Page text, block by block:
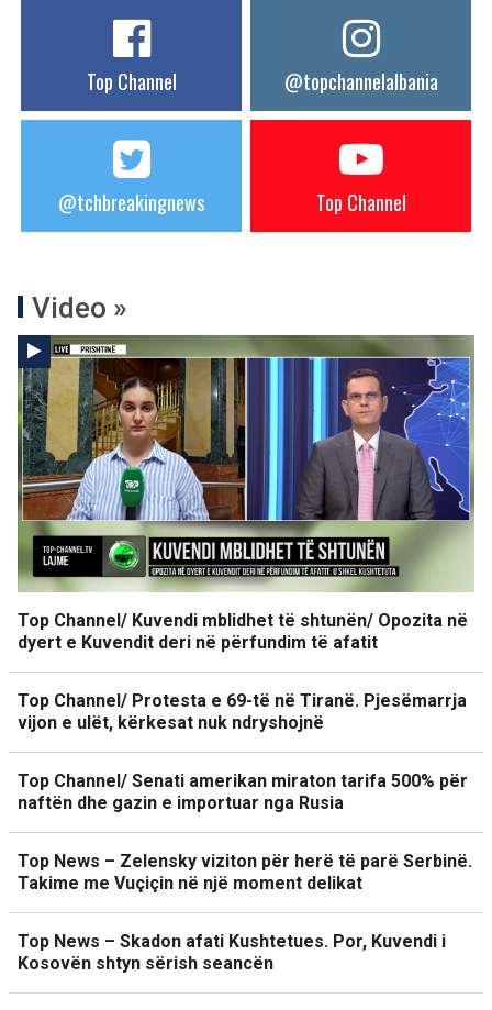
Top Channel @topchannelalbania
@tchbreakingnews Top Channel
Video »
Top Channel/ Kuvendi mblidhet të shtunën/ Opozita në
dyert e Kuvendit deri në përfundim të afatit
Top Channel/ Protesta e 69-të në Tiranë. Pjesëmarrja
vijon e ulët, kërkesat nuk ndryshojnë
Top Channel/ Senati amerikan miraton tarifa 500% për
naftën dhe gazin e importuar nga Rusia
Top News – Zelensky viziton për herë të parë Serbinë.
Takime me Vuçiçin në një moment delikat
Top News – Skadon afati Kushtetues. Por, Kuvendi i
Kosovën shtyn sërish seancën